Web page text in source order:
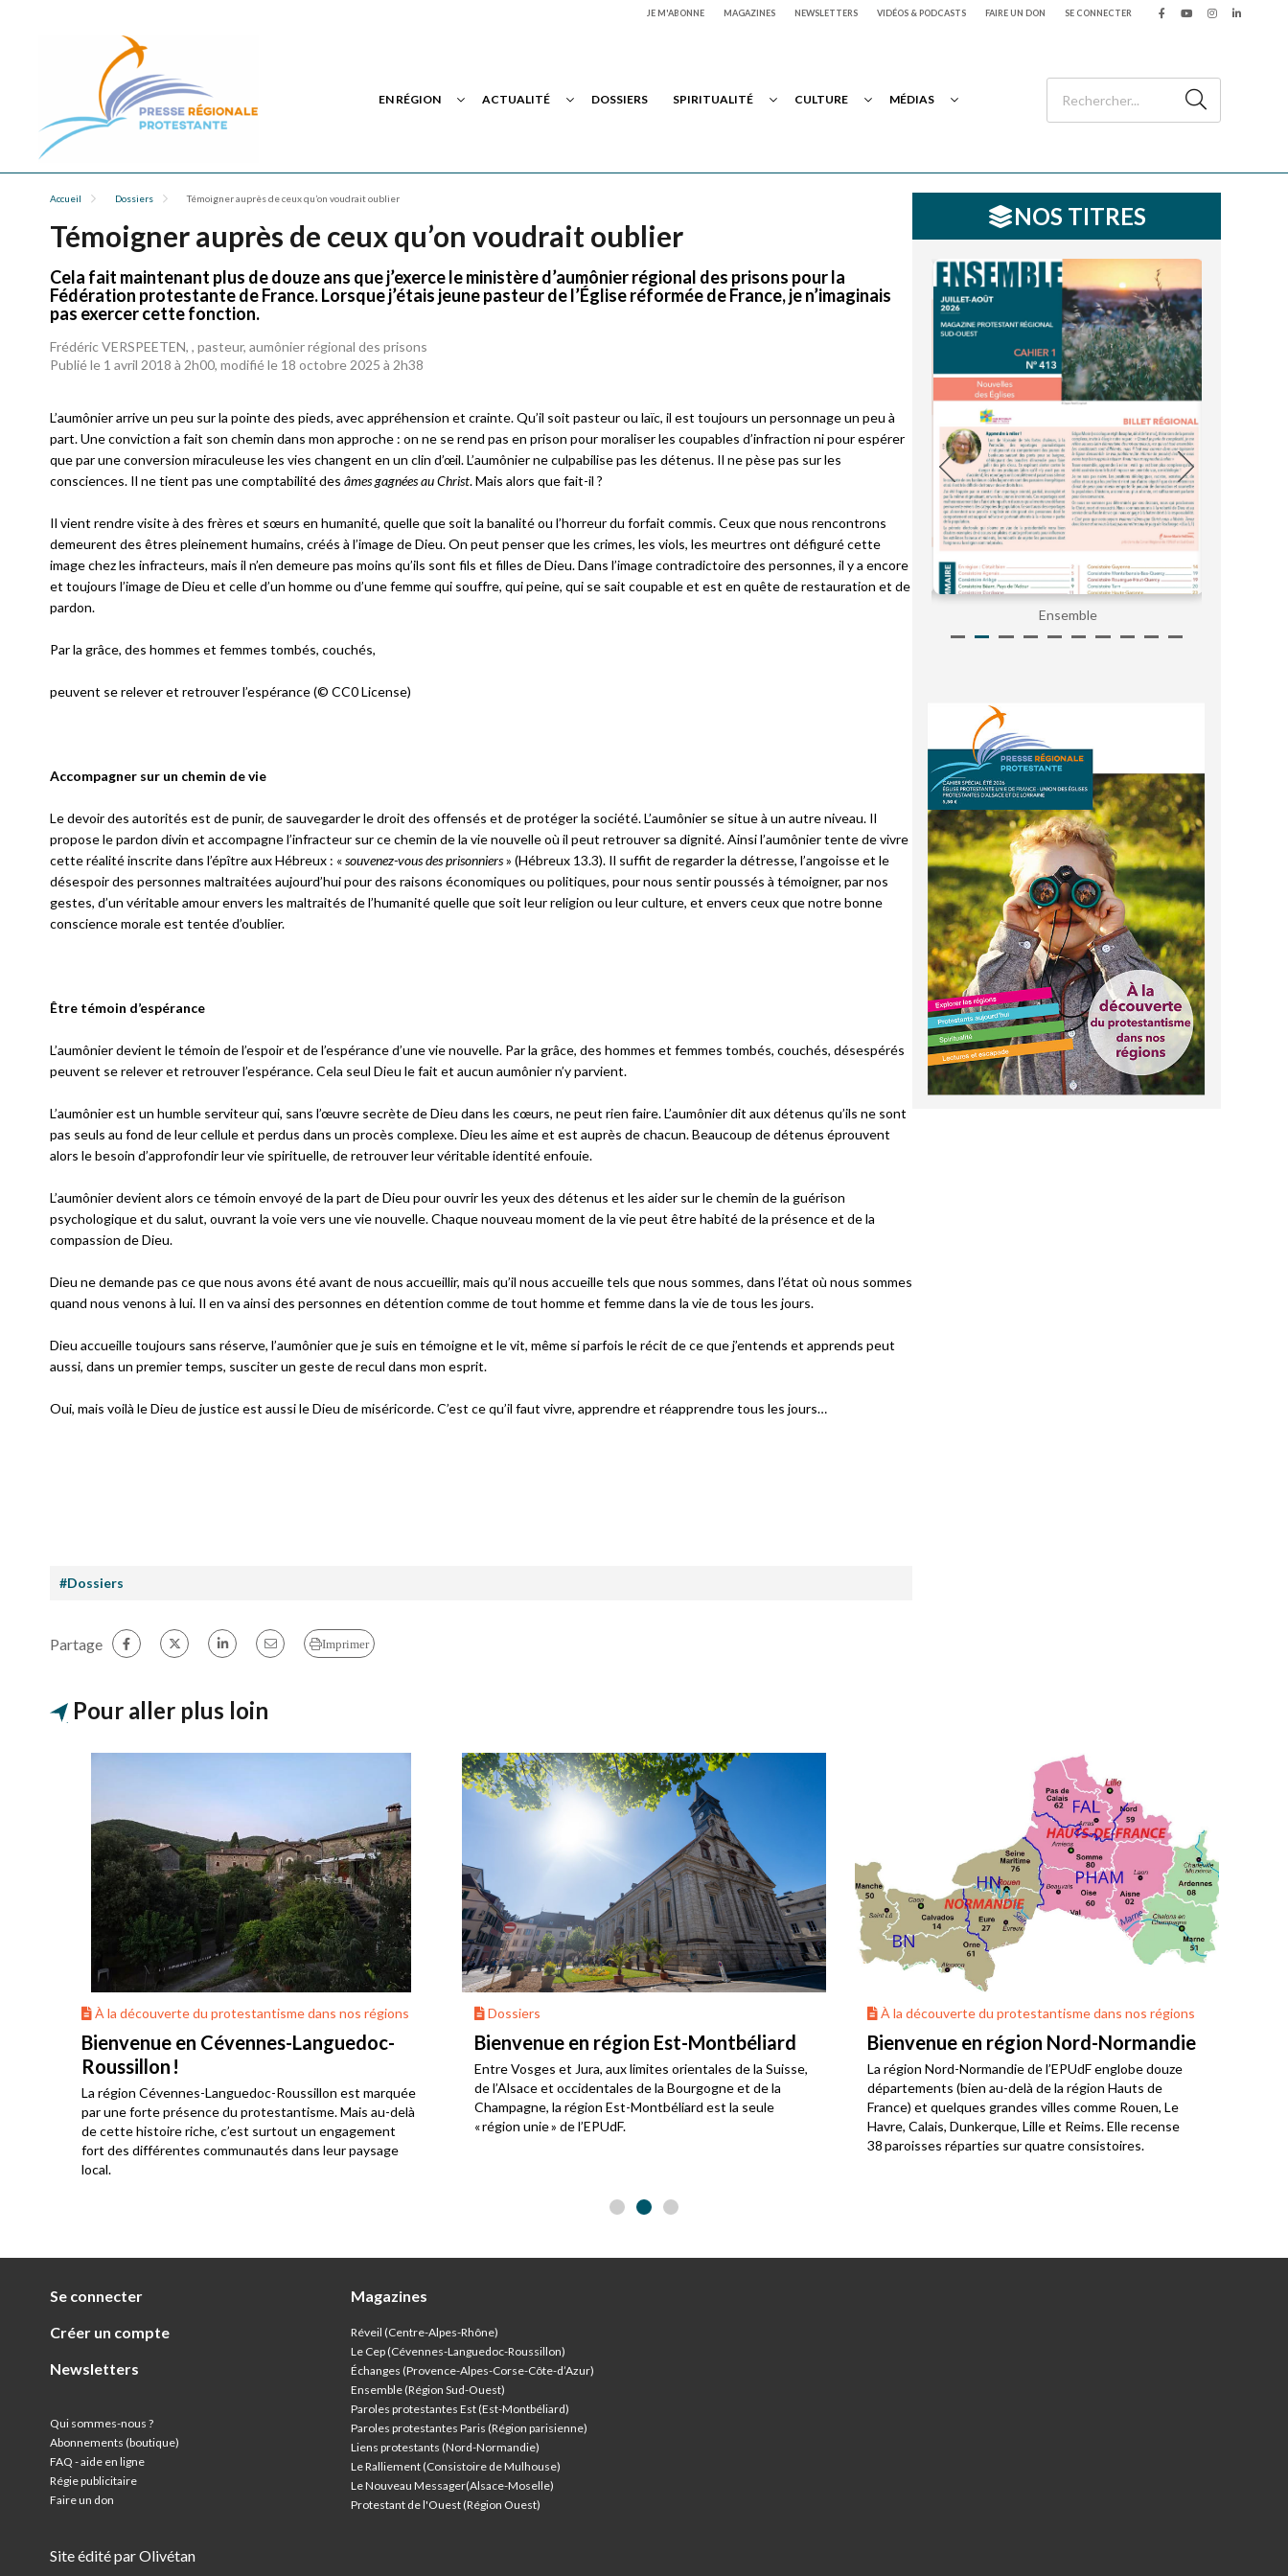
JE M'ABONNE MAGAZINES NEWSLETTERS VIDÉOS & PODCASTS FAIRE UN DON SE CONNECTER
EN RÉGION ACTUALITÉ DOSSIERS SPIRITUALITÉ CULTURE MÉDIAS
Accueil Dossiers Témoigner auprès de ceux qu’on voudrait oublier
Témoigner auprès de ceux qu’on voudrait oublier
Cela fait maintenant plus de douze ans que j’exerce le ministère d’aumônier régional des prisons pour la
Fédération protestante de France. Lorsque j’étais jeune pasteur de l’Église réformée de France, je n’imaginais
pas exercer cette fonction.
Frédéric VERSPEETEN, , pasteur, aumônier régional des prisons
Publié le 1 avril 2018 à 2h00, modifié le 18 octobre 2025 à 2h38
L’aumônier arrive un peu sur la pointe des pieds, avec appréhension et crainte. Qu’il soit pasteur ou laïc, il est toujours un personnage un peu à
part. Une conviction a fait son chemin dans mon approche : on ne se rend pas en prison pour moraliser les coupables d’infraction ni pour espérer
que par une conversion miraculeuse les vies changent en un clin d’œil. L’aumônier ne culpabilise pas les détenus. Il ne pèse pas sur les
consciences. Il ne tient pas une comptabilité des âmes gagnées au Christ. Mais alors que fait-il ?
Il vient rendre visite à des frères et sœurs en humanité, quelle que soit la banalité ou l’horreur du forfait commis. Ceux que nous rencontrons
demeurent des êtres pleinement humains, créés à l’image de Dieu. On peut penser que les crimes, les viols, les meurtres ont défiguré cette
image chez les infracteurs, mais il n’en demeure pas moins qu’ils sont fils et filles de Dieu. Dans l’image contradictoire des personnes, il y a encore
et toujours l’image de Dieu et celle d’un homme ou d’une femme qui souffre, qui peine, qui se sait coupable et est en quête de restauration et de
pardon.
Par la grâce, des hommes et femmes tombés, couchés,
peuvent se relever et retrouver l’espérance (© CC0 License)
Accompagner sur un chemin de vie
Le devoir des autorités est de punir, de sauvegarder le droit des offensés et de protéger la société. L’aumônier se situe à un autre niveau. Il
propose le pardon divin et accompagne l’infracteur sur ce chemin de la vie nouvelle où il peut retrouver sa dignité. Ainsi l’aumônier tente de vivre
cette réalité inscrite dans l’épître aux Hébreux : «souvenez-vous des prisonniers» (Hébreux 13.3). Il suffit de regarder la détresse, l’angoisse et le
désespoir des personnes maltraitées aujourd’hui pour des raisons économiques ou politiques, pour nous sentir poussés à témoigner, par nos
gestes, d’un véritable amour envers les maltraités de l’humanité quelle que soit leur religion ou leur culture, et envers ceux que notre bonne
conscience morale est tentée d’oublier.
Être témoin d’espérance
L’aumônier devient le témoin de l’espoir et de l’espérance d’une vie nouvelle. Par la grâce, des hommes et femmes tombés, couchés, désespérés
peuvent se relever et retrouver l’espérance. Cela seul Dieu le fait et aucun aumônier n’y parvient.
L’aumônier est un humble serviteur qui, sans l’œuvre secrète de Dieu dans les cœurs, ne peut rien faire. L’aumônier dit aux détenus qu’ils ne sont
pas seuls au fond de leur cellule et perdus dans un procès complexe. Dieu les aime et est auprès de chacun. Beaucoup de détenus éprouvent
alors le besoin d’approfondir leur vie spirituelle, de retrouver leur véritable identité enfouie.
L’aumônier devient alors ce témoin envoyé de la part de Dieu pour ouvrir les yeux des détenus et les aider sur le chemin de la guérison
psychologique et du salut, ouvrant la voie vers une vie nouvelle. Chaque nouveau moment de la vie peut être habité de la présence et de la
compassion de Dieu.
Dieu ne demande pas ce que nous avons été avant de nous accueillir, mais qu’il nous accueille tels que nous sommes, dans l’état où nous sommes
quand nous venons à lui. Il en va ainsi des personnes en détention comme de tout homme et femme dans la vie de tous les jours.
Dieu accueille toujours sans réserve, l’aumônier que je suis en témoigne et le vit, même si parfois le récit de ce que j’entends et apprends peut
aussi, dans un premier temps, susciter un geste de recul dans mon esprit.
Oui, mais voilà le Dieu de justice est aussi le Dieu de miséricorde. C’est ce qu’il faut vivre, apprendre et réapprendre tous les jours…
#Dossiers
NOS TITRES
Ensemble
Partage Imprimer
Pour aller plus loin
À la découverte du protestantisme dans nos régions
Bienvenue en Cévennes-Languedoc-
Roussillon !
La région Cévennes-Languedoc-Roussillon est marquée
par une forte présence du protestantisme. Mais au-delà
de cette histoire riche, c’est surtout un engagement
fort des différentes communautés dans leur paysage
local.
Dossiers
Bienvenue en région Est-Montbéliard
Entre Vosges et Jura, aux limites orientales de la Suisse,
de l’Alsace et occidentales de la Bourgogne et de la
Champagne, la région Est-Montbéliard est la seule
« région unie » de l’EPUdF.
À la découverte du protestantisme dans nos régions
Bienvenue en région Nord-Normandie
La région Nord-Normandie de l’EPUdF englobe douze
départements (bien au-delà de la région Hauts de
France) et quelques grandes villes comme Rouen, Le
Havre, Calais, Dunkerque, Lille et Reims. Elle recense
38 paroisses réparties sur quatre consistoires.
Se connecter
Créer un compte
Newsletters
Qui sommes-nous ?
Abonnements (boutique)
FAQ - aide en ligne
Régie publicitaire
Faire un don
Site édité par Olivétan
Magazines
Réveil (Centre-Alpes-Rhône)
Le Cep (Cévennes-Languedoc-Roussillon)
Échanges (Provence-Alpes-Corse-Côte-d’Azur)
Ensemble (Région Sud-Ouest)
Paroles protestantes Est (Est-Montbéliard)
Paroles protestantes Paris (Région parisienne)
Liens protestants (Nord-Normandie)
Le Ralliement (Consistoire de Mulhouse)
Le Nouveau Messager(Alsace-Moselle)
Protestant de l'Ouest (Région Ouest)